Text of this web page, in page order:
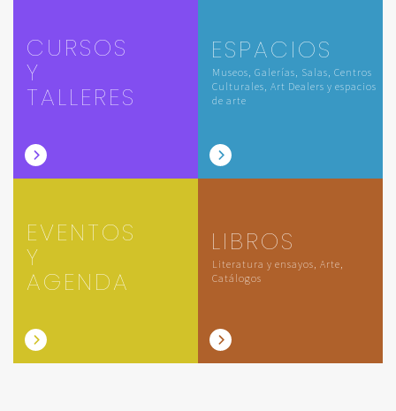
CURSOS
Y
TALLERES
ESPACIOS
Museos, Galerías, Salas, Centros
Culturales, Art Dealers y espacios
de arte
EVENTOS
Y
AGENDA
LIBROS
Literatura y ensayos, Arte,
Catálogos